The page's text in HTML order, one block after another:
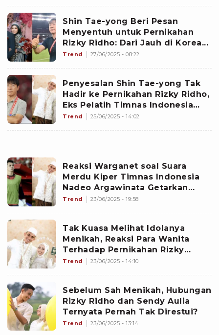
Shin Tae-yong Beri Pesan
Menyentuh untuk Pernikahan
Rizky Ridho: Dari Jauh di Korea...
Trend 27/06/2025 - 08:22
Penyesalan Shin Tae-yong Tak
Hadir ke Pernikahan Rizky Ridho,
Eks Pelatih Timnas Indonesia
Berharap agar Kapten Persija
Trend 25/06/2025 - 14:02
Reaksi Warganet soal Suara
Merdu Kiper Timnas Indonesia
Nadeo Argawinata Getarkan
Pernikahan Rizky Ridho: Kalau
Trend 23/06/2025 - 19:58
Tak Kuasa Melihat Idolanya
Menikah, Reaksi Para Wanita
Terhadap Pernikahan Rizky
Ridho dan Sendy Aulia Bikin
Trend 23/06/2025 - 14:10
Sebelum Sah Menikah, Hubungan
Rizky Ridho dan Sendy Aulia
Ternyata Pernah Tak Direstui?
Trend 23/06/2025 - 13:14